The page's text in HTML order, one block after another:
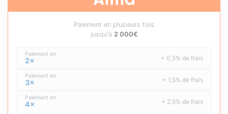
Paiement en plusieurs fois
jusqu'à 2 000€
Paiement en
2× + 0,5% de frais
Paiement en
3× + 1,5% de frais
Paiement en
4× + 2,5% de frais